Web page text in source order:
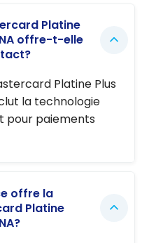
Platine
offre-t-elle
Platine Plus
la technologie
pour paiements
offre la
Platine